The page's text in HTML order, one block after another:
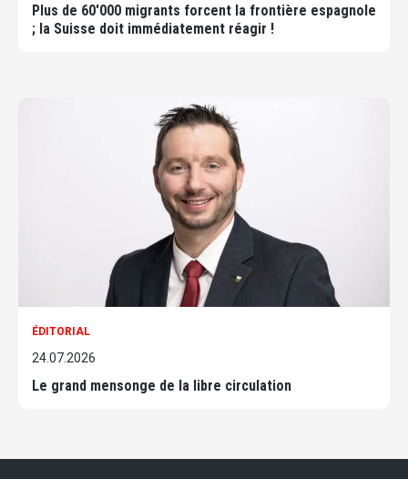
Plus de 60'000 migrants forcent la frontière espagnole
; la Suisse doit immédiatement réagir !
ÉDITORIAL
24.07.2026
Le grand mensonge de la libre circulation